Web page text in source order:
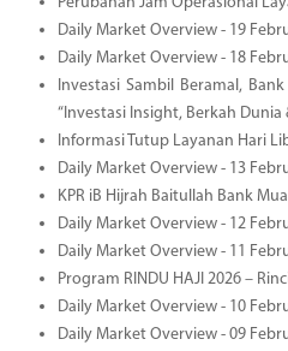
Daily Market Overview - 19
Daily Market Overview - 18
Investasi Sambil Beramal,
“Investasi Insight, Berkah Dunia
Informasi Tutup Layanan Hari
Daily Market Overview - 13
KPR iB Hijrah Baitullah Bank
Daily Market Overview - 12
Daily Market Overview - 11
Program RINDU HAJI 2026 –
Daily Market Overview - 10
Daily Market Overview - 09